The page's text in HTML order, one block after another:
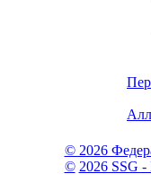
© 2026
© 2026 SSG